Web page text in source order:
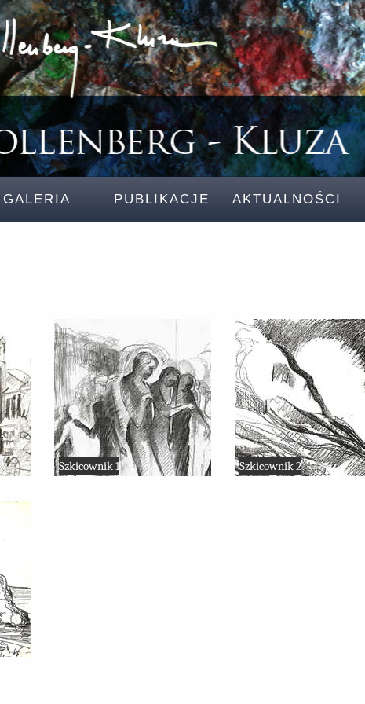
GALERIA PUBLIKACJE AKTUALNOŚCI
Szkicownik 1 Szkicownik 2